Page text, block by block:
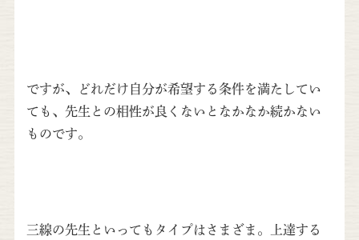
ですが、どれだけ自分が希望する条件を満たしてい
ても、先生との相性が良くないとなかなか続かない
ものです。
三線の先生といってもタイプはさまざま。上達する